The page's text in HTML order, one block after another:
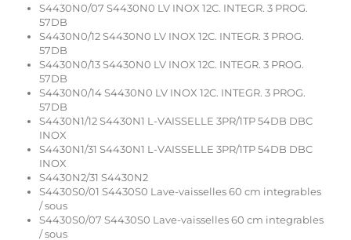
S4430N0/07 S4430N0 LV INOX 12C. INTEGR. 3 PROG.
57DB
S4430N0/12 S4430N0 LV INOX 12C. INTEGR. 3 PROG.
57DB
S4430N0/13 S4430N0 LV INOX 12C. INTEGR. 3 PROG.
57DB
S4430N0/14 S4430N0 LV INOX 12C. INTEGR. 3 PROG.
57DB
S4430N1/12 S4430N1 L-VAISSELLE 3PR/1TP 54DB DBC
INOX
S4430N1/31 S4430N1 L-VAISSELLE 3PR/1TP 54DB DBC
INOX
S4430N2/31 S4430N2
S4430S0/01 S4430S0 Lave-vaisselles 60 cm integrables
/ sous
S4430S0/07 S4430S0 Lave-vaisselles 60 cm integrables
/ sous